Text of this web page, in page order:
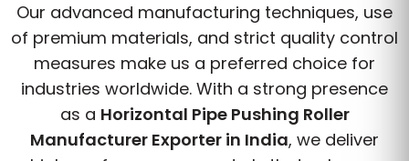
Our advanced manufacturing techniques, use
of premium materials, and strict quality control
measures make us a preferred choice for
industries worldwide. With a strong presence
as a Horizontal Pipe Pushing Roller
Manufacturer Exporter in India, we deliver